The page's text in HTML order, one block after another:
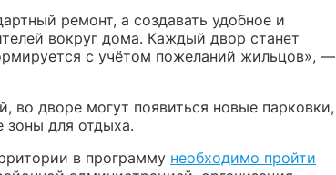
ремонт, а создавать удобное и
вокруг дома. Каждый двор станет
с учётом пожеланий жильцов», —
во дворе могут появиться новые парковки,
зоны для отдыха.
в программу необходимо пройти